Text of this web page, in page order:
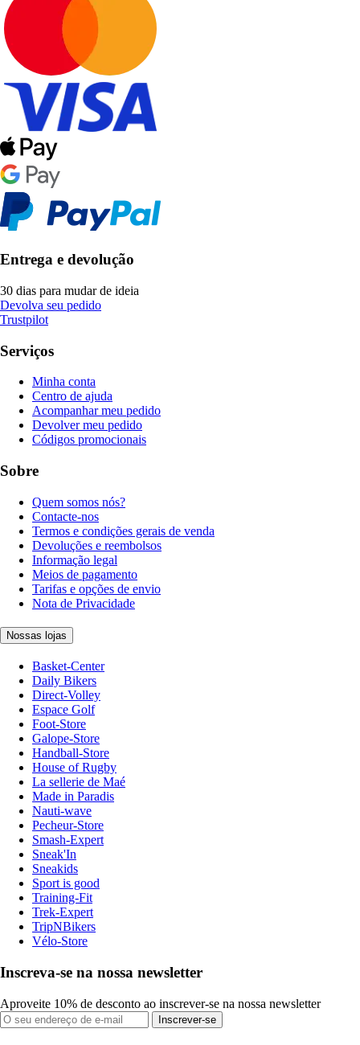
Entrega e devolução
30 dias para mudar de ideia
Devolva seu pedido
Trustpilot
Serviços
Minha conta
Centro de ajuda
Acompanhar meu pedido
Devolver meu pedido
Códigos promocionais
Sobre
Quem somos nós?
Contacte-nos
Termos e condições gerais de venda
Devoluções e reembolsos
Informação legal
Meios de pagamento
Tarifas e opções de envio
Nota de Privacidade
Nossas lojas
Basket-Center
Daily Bikers
Direct-Volley
Espace Golf
Foot-Store
Galope-Store
Handball-Store
House of Rugby
La sellerie de Maé
Made in Paradis
Nauti-wave
Pecheur-Store
Smash-Expert
Sneak'In
Sneakids
Sport is good
Training-Fit
Trek-Expert
TripNBikers
Vélo-Store
Inscreva-se na nossa newsletter
Aproveite 10% de desconto ao inscrever-se na nossa newsletter
Inscrever-se